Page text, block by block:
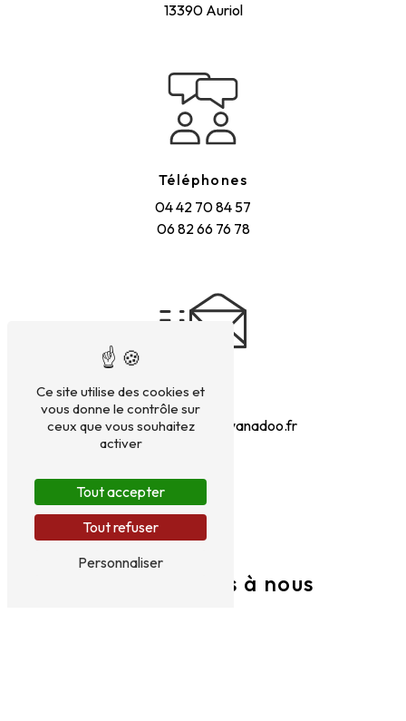
13390 Auriol
Téléphones
04 42 70 84 57
06 82 66 76 78
E-mail
taxi.laurentfaure@wanadoo.fr
N'hésitez pas à nous
Ce site utilise des cookies et
vous donne le contrôle sur
ceux que vous souhaitez
activer
Tout accepter
Tout refuser
Personnaliser